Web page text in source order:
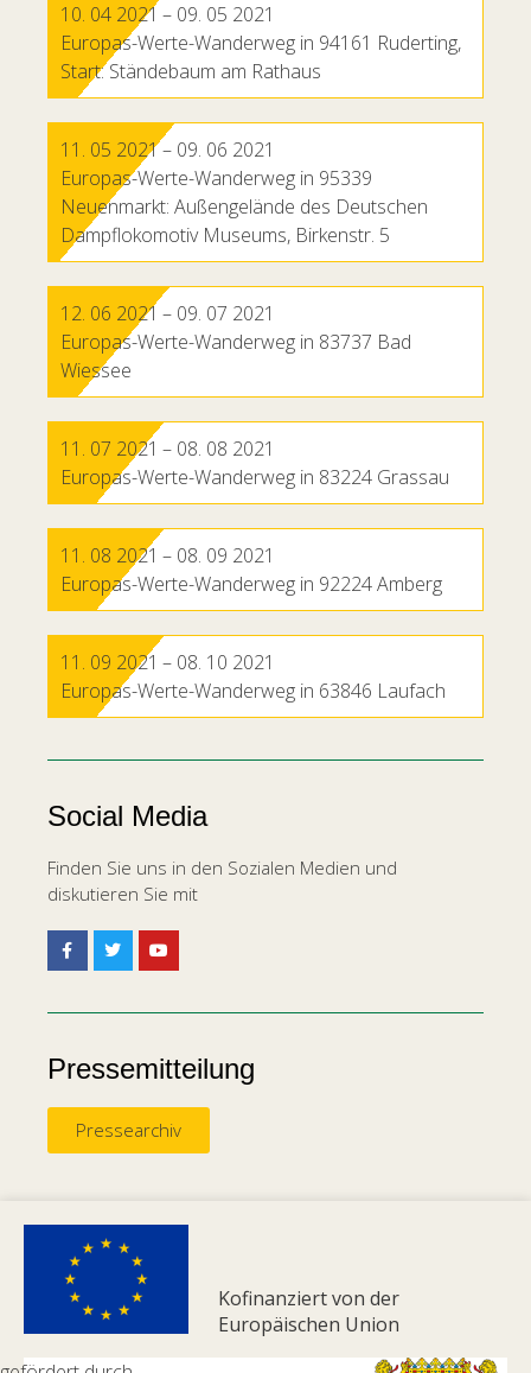
10. 04 2021 – 09. 05 2021
Europas-Werte-Wanderweg in 94161 Ruderting,
Start: Ständebaum am Rathaus
11. 05 2021– 09. 06 2021
Europas-Werte-Wanderweg in 95339
Neuenmarkt: Außengelände des Deutschen
Dampflokomotiv Museums, Birkenstr. 5
12. 06 2021 – 09. 07 2021
Europas-Werte-Wanderweg in 83737 Bad
Wiessee
11. 07 2021 – 08. 08 2021
Europas-Werte-Wanderweg in 83224 Grassau
11. 08 2021 – 08. 09 2021
Europas-Werte-Wanderweg in 92224 Amberg
11. 09 2021 – 08. 10 2021
Europas-Werte-Wanderweg in 63846 Laufach
Social Media
Finden Sie uns in den Sozialen Medien und
diskutieren Sie mit
Pressemitteilung
Pressearchiv
Kofinanziert von der
Europäischen Union